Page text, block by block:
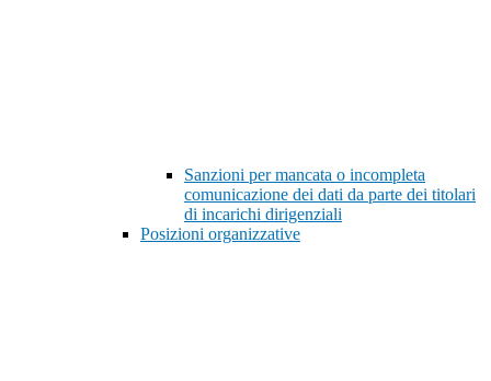
Sanzioni per mancata o incompleta
comunicazione dei dati da parte dei titolari
di incarichi dirigenziali
Posizioni organizzative